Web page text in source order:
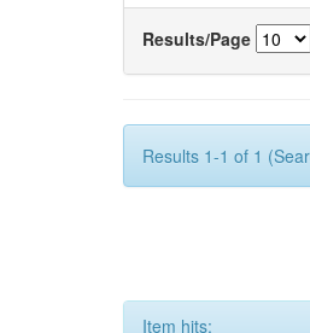
Results/Page
Results 1-1 of 1
Item hits: